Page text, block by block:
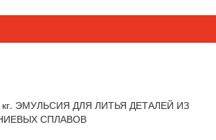
кг. ЭМУЛЬСИЯ ДЛЯ ЛИТЬЯ ДЕТАЛЕЙ ИЗ
СПЛАВОВ